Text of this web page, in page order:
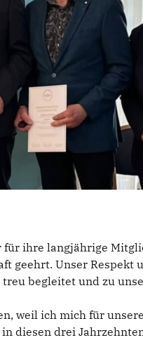
ihre langjährige
geehrt. Unser Respekt
begleitet und zu
weil ich mich für
diesen drei